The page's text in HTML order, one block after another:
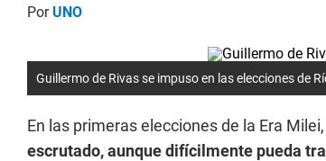
PorUNO
Guillermo de Rivas se impuso en las elecciones de
En las primeras elecciones de la Era Milei,
escrutado, aunque difícilmente pueda